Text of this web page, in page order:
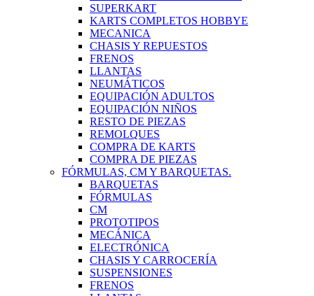
SUPERKART
KARTS COMPLETOS HOBBYE
MECANICA
CHASIS Y REPUESTOS
FRENOS
LLANTAS
NEUMÁTICOS
EQUIPACIÓN ADULTOS
EQUIPACIÓN NIÑOS
RESTO DE PIEZAS
REMOLQUES
COMPRA DE KARTS
COMPRA DE PIEZAS
FÓRMULAS, CM Y BARQUETAS.
BARQUETAS
FÓRMULAS
CM
PROTOTIPOS
MECÁNICA
ELECTRÓNICA
CHASIS Y CARROCERÍA
SUSPENSIONES
FRENOS